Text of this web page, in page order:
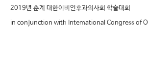
2019년 춘계 대한이비인후과의사회 학술대회
in conjunction with Intemational Congress of